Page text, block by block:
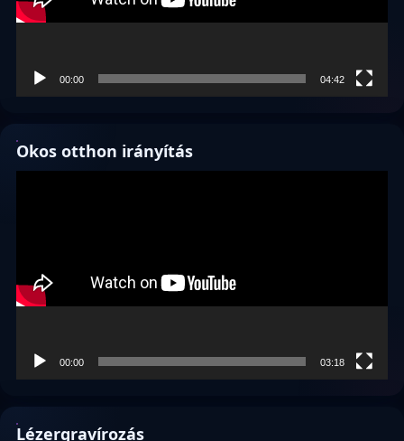
00:00 04:42
Okos otthon irányítás
00:00 03:18
Lézergravírozás